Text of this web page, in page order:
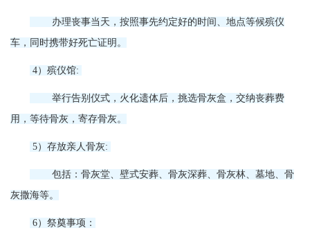
办理丧事当天，按照事先约定好的时间、地点等候殡仪
车，同时携带好死亡证明。
4）殡仪馆:
举行告别仪式，火化遗体后，挑选骨灰盒，交纳丧葬费
用，等待骨灰，寄存骨灰。
5）存放亲人骨灰:
包括：骨灰堂、壁式安葬、骨灰深葬、骨灰林、墓地、骨
灰撒海等。
6）祭奠事项：